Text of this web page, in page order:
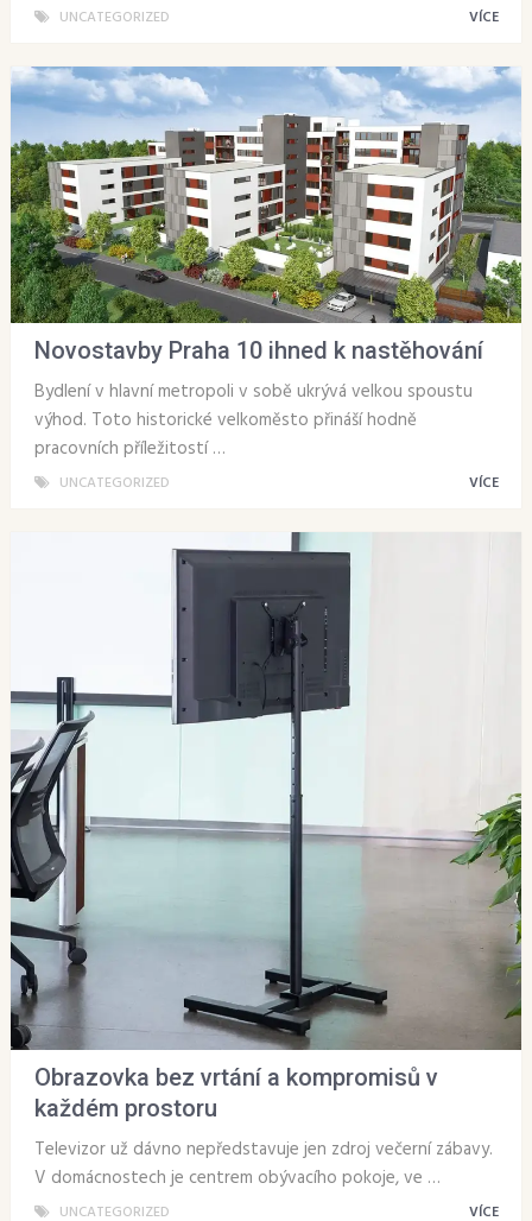
UNCATEGORIZED VÍCE
Novostavby Praha 10 ihned k nastěhování
Bydlení v hlavní metropoli v sobě ukrývá velkou spoustu
výhod. Toto historické velkoměsto přináší hodně
pracovních příležitostí …
UNCATEGORIZED VÍCE
Obrazovka bez vrtání a kompromisů v
každém prostoru
Televizor už dávno nepředstavuje jen zdroj večerní zábavy.
V domácnostech je centrem obývacího pokoje, ve …
UNCATEGORIZED VÍCE